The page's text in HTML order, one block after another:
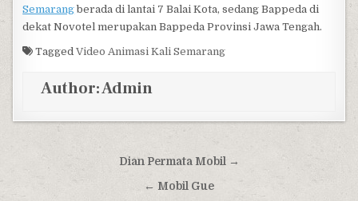
Semarangberada di lantai 7 Balai Kota, sedang Bappeda di
dekat Novotel merupakan Bappeda Provinsi Jawa Tengah.
TaggedVideo Animasi Kali Semarang
Author:Admin
Post navigationDian Permata Mobil →
← Mobil Gue